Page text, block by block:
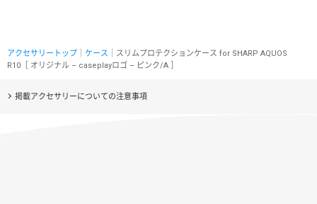
アクセサリートップ ケース ｜スリムプロテクションケース for SHARP AQUOS
R10［ オリジナル – caseplayロゴ – ピンク/A ］
掲載アクセサリーについての注意事項